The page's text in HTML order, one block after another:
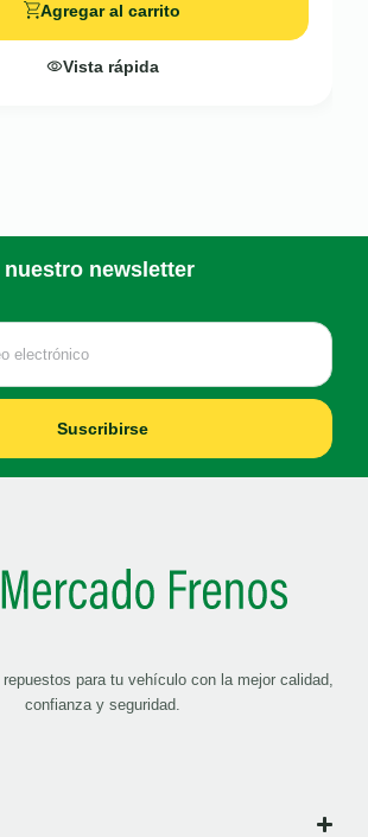
Agregar al carrito
Vista rápida
newsletter
Suscribirse
para tu vehículo con la mejor calidad,
confianza y seguridad.